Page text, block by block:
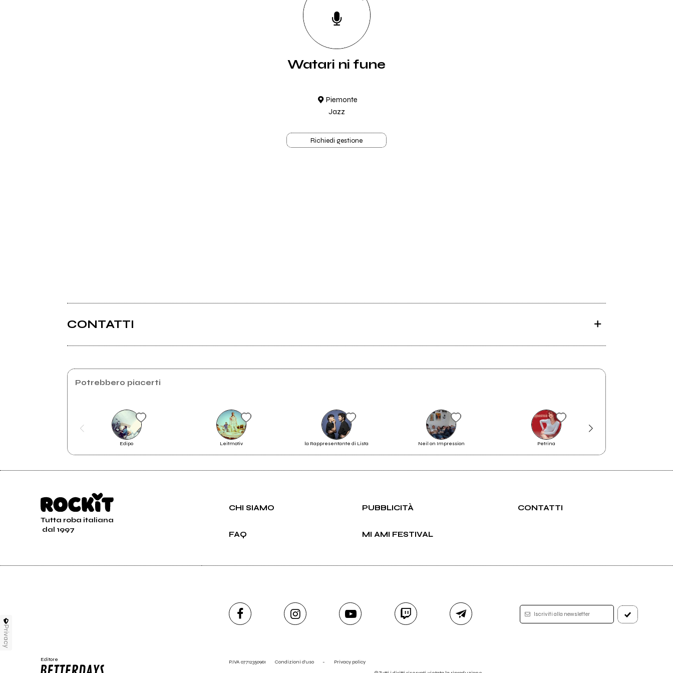
Watari ni fune
Piemonte
Jazz
Richiedi gestione
CONTATTI
Richiedi la gestione
Potrebbero piacerti
Edipo Leitmotiv la Rappresentante di Lista Neil on Impression Petrina
Tutta roba italiana
dal 1997
CHI SIAMO PUBBLICITÀ CONTATTI
FAQ MI AMI FESTIVAL
Iscriviti alla newsletter
Editore P.IVA 07712350961 Condizioni d'uso -
Privacy policy
Privacy